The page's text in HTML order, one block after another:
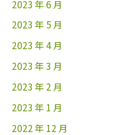
2023 年 6 月
2023 年 5 月
2023 年 4 月
2023 年 3 月
2023 年 2 月
2023 年 1 月
2022 年 12 月